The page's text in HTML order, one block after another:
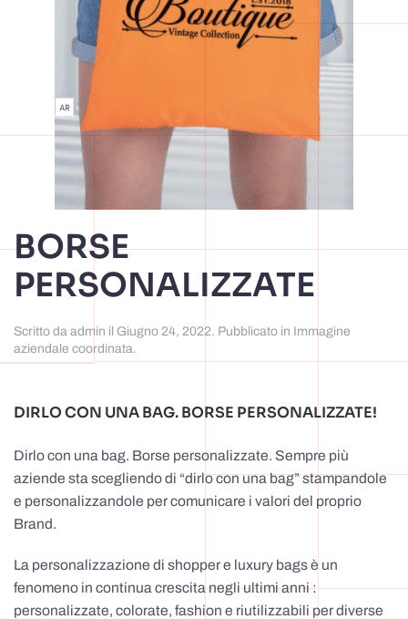
BORSE
PERSONALIZZATE
Scritto da admin il Giugno 24, 2022. Pubblicato in Immagine
aziendale coordinata.
DIRLO CON UNA BAG. BORSE PERSONALIZZATE!
Dirlo con una bag. Borse personalizzate. Sempre più
aziende sta scegliendo di “dirlo con una bag” stampandole
e personalizzandole per comunicare i valori del proprio
Brand.
La personalizzazione di shopper e luxury bags è un
fenomeno in continua crescita negli ultimi anni :
personalizzate, colorate, fashion e riutilizzabili per diverse